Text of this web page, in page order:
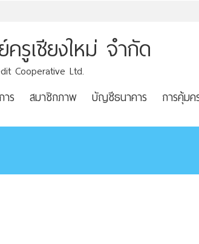
เชียงใหม่ จำกัด
Cooperative Ltd.
ร สมาชิกภาพ บัญชีธนาคาร การคุ้ม